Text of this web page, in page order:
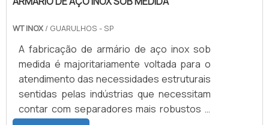
WT INOX / GUARULHOS - SP
A fabricação de armário de aço inox sob
medida é majoritariamente voltada para o
atendimento das necessidades estruturais
sentidas pelas indústrias que necessitam
contar com separadores mais robustos e